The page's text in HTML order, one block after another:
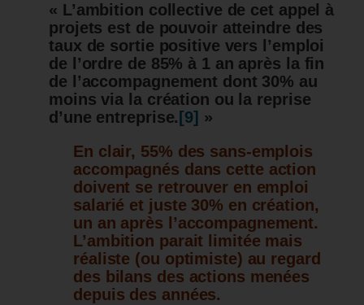
« L’ambition collective de cet appel à
projets est de pouvoir atteindre des
taux de sortie positive vers l’emploi
de l’ordre de 85% à 1 an après la fin
de l’accompagnement dont 30% au
moins via la création ou la reprise
d’une entreprise. [9] »
En clair, 55% des sans-emplois
accompagnés dans cette action
doivent se retrouver en emploi
salarié et juste 30% en création,
un an après l’accompagnement.
L’ambition parait limitée mais
réaliste (ou optimiste) au regard
des bilans des actions menées
depuis des années.